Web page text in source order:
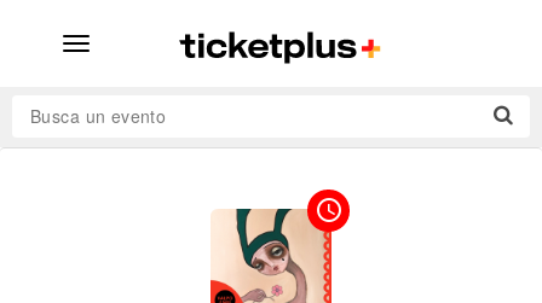
desplegar
Busca un evento
access_time